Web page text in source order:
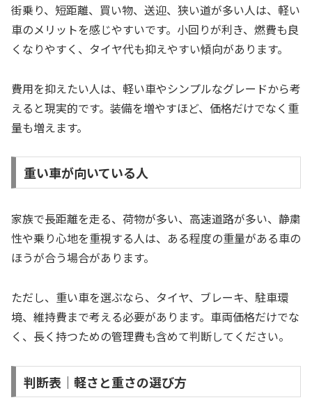
街乗り、短距離、買い物、送迎、狭い道が多い人は、軽い
車のメリットを感じやすいです。小回りが利き、燃費も良
くなりやすく、タイヤ代も抑えやすい傾向があります。
費用を抑えたい人は、軽い車やシンプルなグレードから考
えると現実的です。装備を増やすほど、価格だけでなく重
量も増えます。
重い車が向いている人
家族で長距離を走る、荷物が多い、高速道路が多い、静粛
性や乗り心地を重視する人は、ある程度の重量がある車の
ほうが合う場合があります。
ただし、重い車を選ぶなら、タイヤ、ブレーキ、駐車環
境、維持費まで考える必要があります。車両価格だけでな
く、長く持つための管理費も含めて判断してください。
判断表｜軽さと重さの選び方